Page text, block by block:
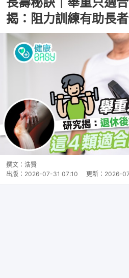
揭：阻力訓練有助長
撰文： 浩賢
出版： 2026-07-31 07:10 更新： 2026-